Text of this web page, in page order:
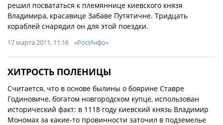
решил посвататься к племяннице киевского князя
Владимира, красавице Забаве Путятичне. Тридцать
кораблей снарядил он для этой поездки.
17 марта 2011, 11:16 «РосИнфо»
ХИТРОСТЬ ПОЛЕНИЦЫ
Считается, что в основе былины о боярине Ставре
Годиновиче, богатом новгородском купце, использован
исторический факт: в 1118 году киевский князь Владимир
Мономах за какие-то провинности заточил в подземелье